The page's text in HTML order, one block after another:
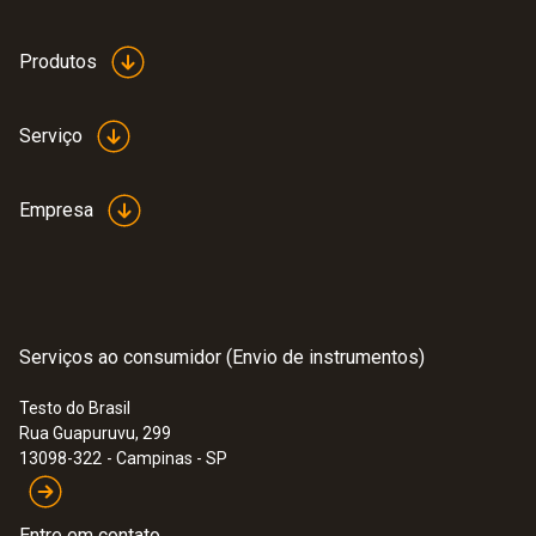
Produtos
Serviço
Empresa
Serviços ao consumidor (Envio de instrumentos)
Testo do Brasil
Rua Guapuruvu, 299
13098-322 - Campinas - SP